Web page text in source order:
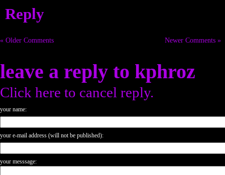
Reply
« Older Comments Newer Comments »
leave a reply to kphroz
Click here to cancel reply.
your name:
your e-mail address (will not be published):
your messsage: